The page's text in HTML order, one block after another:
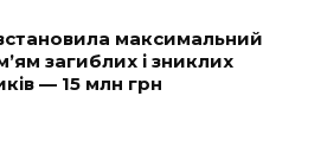
максимальний
загиблих і зниклих
— 15 млн грн